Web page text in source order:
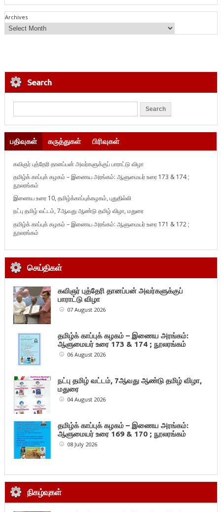
Archives
Search
பதிவுகள் கருத்துகள் பிரிவுகள்
கவிஞர் புத்தேரி தானப்பன் அவர்களுக்குப் பாராட்டு விழா
தமிழ்க் காப்புக் கழகம் – இணைய அரங்கம்: ஆளுமையர் உரை 173 & 174 ;
நூலரங்கம்
இணைய உரை 10, தமிழ்க்காப்புக்கழகம், புதுதில்லி
நட்பு தமிழ் வட்டம், 7ஆவது ஆண்டு தமிழ் விழா, மதுரை
தமிழ்க் காப்புக் கழகம் – இணைய அரங்கம்: ஆளுமையர் உரை 171 & 172 ;
நூலரங்கம்
செய்திகள்
கவிஞர் புத்தேரி தானப்பன் அவர்களுக்குப்
பாராட்டு விழா
07 August 2026
தமிழ்க் காப்புக் கழகம் – இணைய அரங்கம்:
ஆளுமையர் உரை 173 & 174 ; நூலரங்கம்
06 August 2026
நட்பு தமிழ் வட்டம், 7ஆவது ஆண்டு தமிழ் விழா,
மதுரை
04 August 2026
தமிழ்க் காப்புக் கழகம் – இணைய அரங்கம்:
ஆளுமையர் உரை 169 & 170 ; நூலரங்கம்
08 July 2026
நிகழ்வுகள்